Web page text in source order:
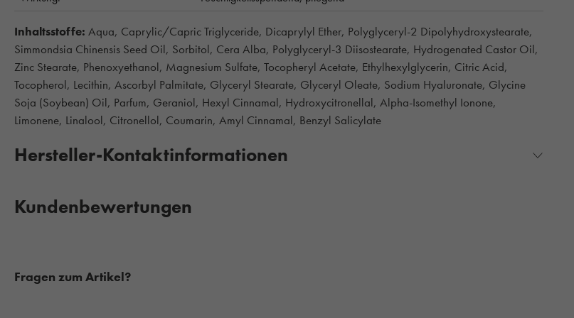
Inhaltsstoffe: Aqua, Caprylic/Capric Triglyceride, Dicaprylyl Ether, Polyglyceryl-2 Dipolyhydroxystearate,
Simmondsia Chinensis Seed Oil, Sorbitol, Cera Alba, Polyglyceryl-3 Diisostearate, Hydrogenated Castor Oil,
Zinc Stearate, Phenoxyethanol, Magnesium Sulfate, Tocopheryl Acetate, Ethylhexylglycerin, Citric Acid,
Tocopherol, Lecithin, Ascorbyl Palmitate, Glyceryl Stearate, Glyceryl Oleate, Sodium Hyaluronate, Glycine
Soja (Soybean) Oil, Parfum, Geraniol, Hexyl Cinnamal, Hydroxycitronellal, Alpha-Isomethyl Ionone,
Limonene, Linalool, Citronellol, Coumarin, Amyl Cinnamal, Benzyl Salicylate
Hersteller-Kontaktinformationen
Kundenbewertungen
Fragen zum Artikel?